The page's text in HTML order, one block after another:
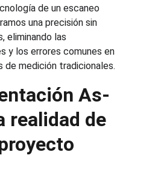
de un escaneo
una precisión sin
eliminando las
y los errores comunes en
de medición tradicionales.
As-
realidad de